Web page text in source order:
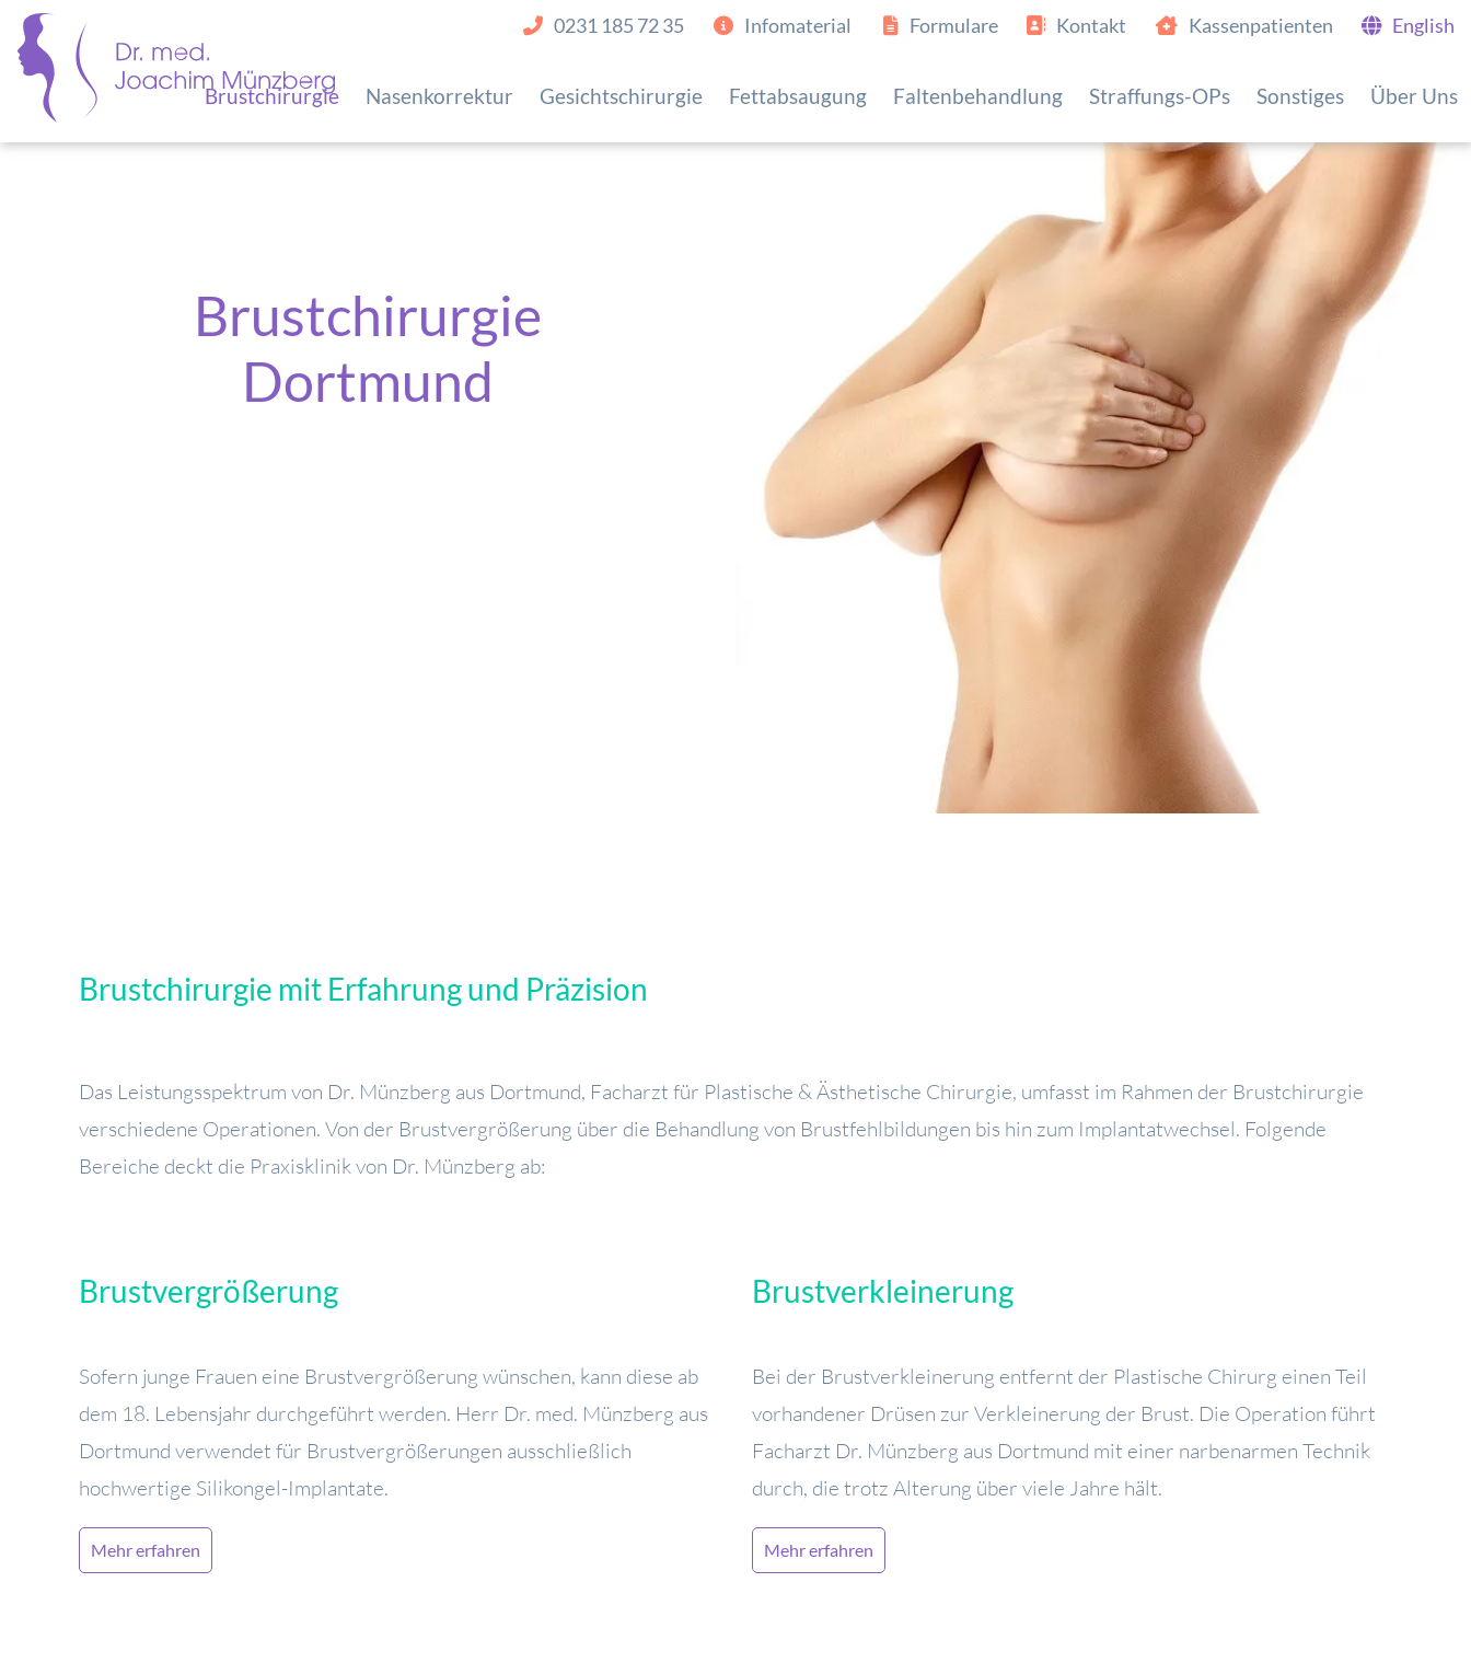
0231 185 72 35 Infomaterial Formulare Kontakt Kassenpatienten English
Brustchirurgie Nasenkorrektur Gesichtschirurgie Fettabsaugung Faltenbehandlung Straffungs-OPs Sonstiges Über Uns
Brustchirurgie
Dortmund
Brustchirurgie mit Erfahrung und Präzision
Das Leistungsspektrum von Dr. Münzberg aus Dortmund, Facharzt für Plastische & Ästhetische Chirurgie, umfasst im Rahmen der Brustchirurgie
verschiedene Operationen. Von der Brustvergrößerung über die Behandlung von Brustfehlbildungen bis hin zum Implantatwechsel. Folgende
Bereiche deckt die Praxisklinik von Dr. Münzberg ab:
Brustvergrößerung
Sofern junge Frauen eine Brustvergrößerung wünschen, kann diese ab
dem 18. Lebensjahr durchgeführt werden. Herr Dr. med. Münzberg aus
Dortmund verwendet für Brustvergrößerungen ausschließlich
hochwertige Silikongel-Implantate.
Mehr erfahren
Brustverkleinerung
Bei der Brustverkleinerung entfernt der Plastische Chirurg einen Teil
vorhandener Drüsen zur Verkleinerung der Brust. Die Operation führt
Facharzt Dr. Münzberg aus Dortmund mit einer narbenarmen Technik
durch, die trotz Alterung über viele Jahre hält.
Mehr erfahren